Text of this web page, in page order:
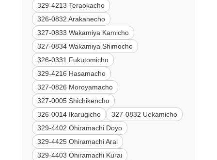
329-4213 Teraokacho
326-0832 Arakanecho
327-0833 Wakamiya Kamicho
327-0834 Wakamiya Shimocho
326-0331 Fukutomicho
329-4216 Hasamacho
327-0826 Moroyamacho
327-0005 Shichikencho
326-0014 Ikarugicho
327-0832 Uekamicho
329-4402 Ohiramachi Doyo
329-4425 Ohiramachi Arai
329-4403 Ohiramachi Kurai